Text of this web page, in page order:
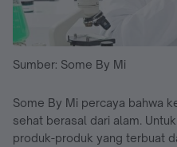
Sumber: Some By Mi
Some By Mi percaya bahwa
sehat berasal dari alam.
produk-produk yang terbuat